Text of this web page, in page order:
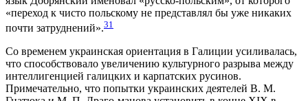
«переход к чисто польскому не представлял бы уже никаких
почти затруднений».31
Со временем украинская ориентация в Галиции усиливалась,
что способствовало увеличению культурного разрыва между
интеллигенцией галицких и карпатских русинов.
Примечательно, что попытки украинских деятелей В. М.